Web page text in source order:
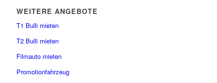
WEITERE ANGEBOTE
T1 Bulli mieten
T2 Bulli mieten
Filmauto mieten
Promotionfahrzeug